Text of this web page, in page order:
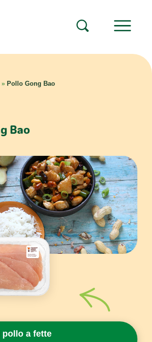
» Pollo Gong Bao
Bao
pollo a fette